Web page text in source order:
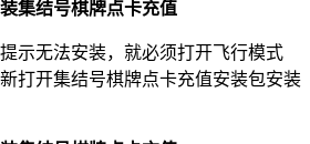
集结号棋牌点卡充值
示无法安装，就必须打开飞行模式
打开集结号棋牌点卡充值安装包安装